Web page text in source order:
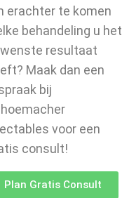
erachter te komen
behandeling u het
resultaat
Maak dan een
bij
voor een
consult!
Plan Gratis Consult